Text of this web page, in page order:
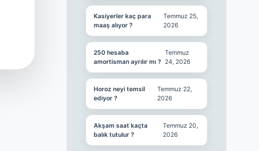
Kasiyerler kaç para
maaş alıyor ?
Temmuz 25,
2026
250 hesaba
amortisman ayrılır mı ?
Temmuz
24, 2026
Horoz neyi temsil
ediyor ?
Temmuz 22,
2026
Akşam saat kaçta
balık tutulur ?
Temmuz 20,
2026